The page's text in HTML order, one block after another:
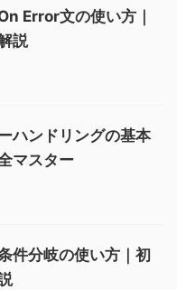
Error文の使い方｜
説
ハンドリングの基本
マスター
件分岐の使い方｜初